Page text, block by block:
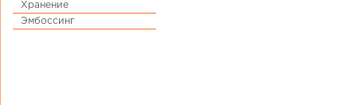
Хранение
Эмбоссинг